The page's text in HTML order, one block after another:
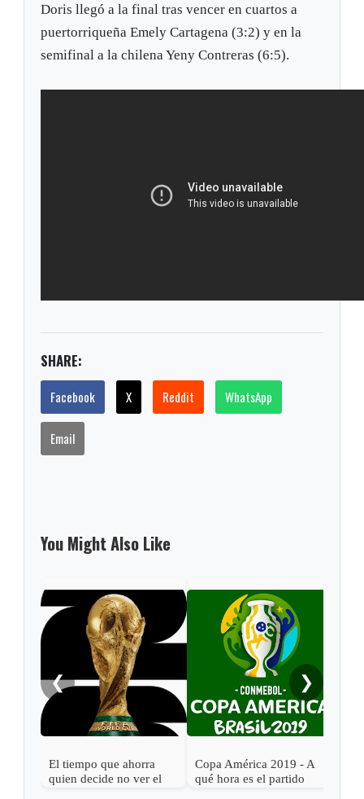
Doris llegó a la final tras vencer en cuartos a
puertorriqueña Emely Cartagena (3:2) y en la
semifinal a la chilena Yeny Contreras (6:5).
SHARE:
Facebook X Reddit WhatsApp
Email
You Might Also Like
❮
El tiempo que ahorra
quien decide no ver el
Copa América 2019 - A
qué hora es el partido
❯